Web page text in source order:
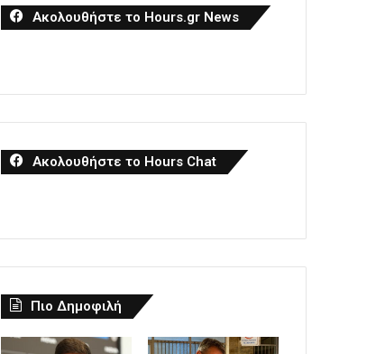
Ακολουθήστε το Hours.gr News
Ακολουθήστε το Hours Chat
Πιο Δημοφιλή